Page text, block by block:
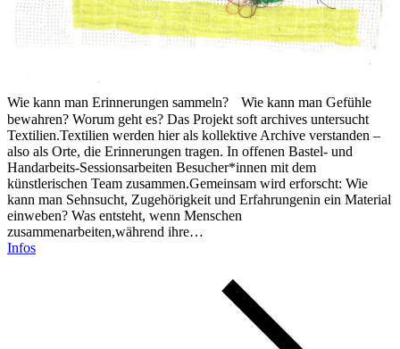
Wie kann man Erinnerungen sammeln? Wie kann man Gefühle
bewahren? Worum geht es? Das Projekt soft archives untersucht
Textilien.Textilien werden hier als kollektive Archive verstanden –
also als Orte, die Erinnerungen tragen. In offenen Bastel- und
Handarbeits-Sessionsarbeiten Besucher*innen mit dem
künstlerischen Team zusammen.Gemeinsam wird erforscht: Wie
kann man Sehnsucht, Zugehörigkeit und Erfahrungenin ein Material
einweben? Was entsteht, wenn Menschen
zusammenarbeiten,während ihre…
Infos